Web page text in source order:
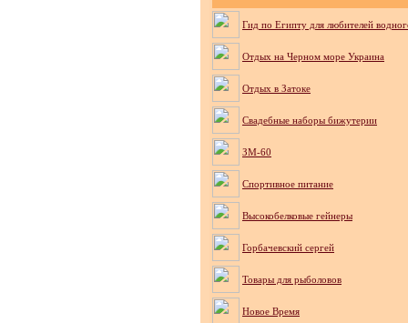
Гид по Египту для любителей
Отдых на Черном море Украина
Отдых в Затоке
Cвадебные наборы бижутерии
ЗМ-60
Спортивное питание
Высокобелковые гейнеры
Горбачевский сергей
Товары для рыболовов
Новое Время